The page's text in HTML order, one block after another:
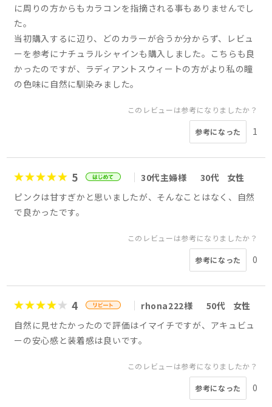
に周りの方からもカラコンを指摘される事もありませんでし
た。
当初購入するに辺り、どのカラーが合うか分からず、レビュ
ーを参考にナチュラルシャインも購入しました。こちらも良
かったのですが、ラディアントスウィートの方がより私の瞳
の色味に自然に馴染みました。
このレビューは参考になりましたか？
参考になった 1
5 30代主婦様 30代
女性
ピンクは甘すぎかと思いましたが、そんなことはなく、自然
で良かったです。
このレビューは参考になりましたか？
参考になった 0
4 rhona222様 50代
女性
自然に見せたかったので評価はイマイチですが、アキュビュ
ーの安心感と装着感は良いです。
このレビューは参考になりましたか？
参考になった 0